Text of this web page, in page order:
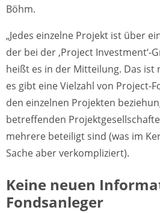
Böhm.
„Jedes einzelne Projekt ist über
der bei der ‚Project Investment‘-
heißt es in der Mitteilung. Das ist
es gibt eine Vielzahl von Project-
den einzelnen Projekten
betreffenden
mehrere beteiligt sind (was im
Sache aber verkompliziert).
Keine neuen
Fondsanleger